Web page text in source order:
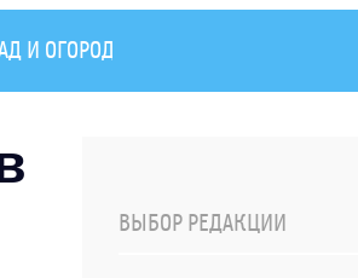
И ОГОРОД СПЕЦОПЕРАЦИЯ НА
ВЫБОР РЕДАКЦИИ